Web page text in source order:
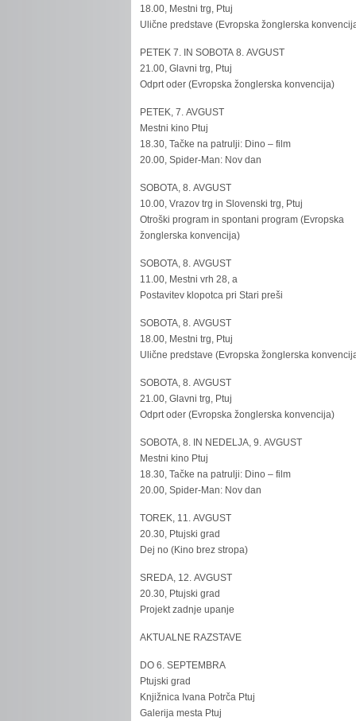
18.00, Mestni trg, Ptuj
Ulične predstave (Evropska žonglerska
PETEK 7. IN SOBOTA 8. AVGUST
21.00, Glavni trg, Ptuj
Odprt oder (Evropska žonglerska konvencija)
PETEK, 7. AVGUST
Mestni kino Ptuj
18.30, Tačke na patrulji: Dino – film
20.00, Spider-Man: Nov dan
SOBOTA, 8. AVGUST
10.00, Vrazov trg in Slovenski trg, Ptuj
Otroški program in spontani program (Evropska
žonglerska konvencija)
SOBOTA, 8. AVGUST
11.00, Mestni vrh 28, a
Postavitev klopotca pri Stari preši
SOBOTA, 8. AVGUST
18.00, Mestni trg, Ptuj
Ulične predstave (Evropska žonglerska
SOBOTA, 8. AVGUST
21.00, Glavni trg, Ptuj
Odprt oder (Evropska žonglerska konvencija)
SOBOTA, 8. IN NEDELJA, 9. AVGUST
Mestni kino Ptuj
18.30, Tačke na patrulji: Dino – film
20.00, Spider-Man: Nov dan
TOREK, 11. AVGUST
20.30, Ptujski grad
Dej no (Kino brez stropa)
SREDA, 12. AVGUST
20.30, Ptujski grad
Projekt zadnje upanje
AKTUALNE RAZSTAVE
DO 6. SEPTEMBRA
Ptujski grad
Knjižnica Ivana Potrča Ptuj
Galerija mesta Ptuj